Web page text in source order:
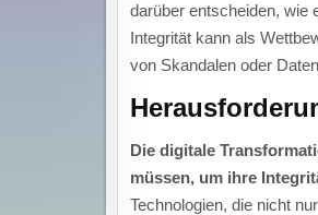
darüber entscheiden, wie
Integrität kann als
von Skandalen oder
Die digitale
müssen, um ihre
Technologien, die nicht